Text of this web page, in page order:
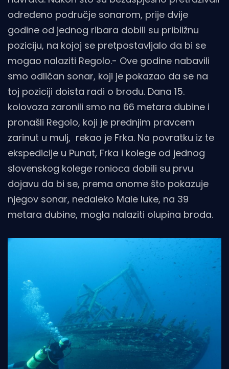
određeno područje sonarom, prije dvije
godine od jednog ribara dobili su približnu
poziciju, na kojoj se pretpostavljalo da bi se
mogao nalaziti Regolo.- Ove godine nabavili
smo odličan sonar, koji je pokazao da se na
toj poziciji doista radi o brodu. Dana 15.
kolovoza zaronili smo na 66 metara dubine i
pronašli Regolo, koji je prednjim pravcem
zarinut u mulj, rekao je Frka. Na povratku iz te
ekspedicije u Punat, Frka i kolege od jednog
slovenskog kolege ronioca dobili su prvu
dojavu da bi se, prema onome što pokazuje
njegov sonar, nedaleko Male luke, na 39
metara dubine, mogla nalaziti olupina broda.